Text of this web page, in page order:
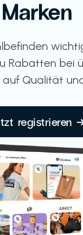
Marken
Rabatten bei
auf Qualität
registrieren